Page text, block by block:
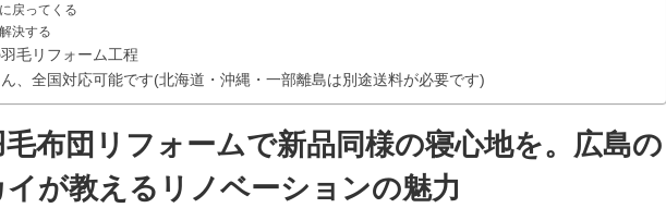
戻ってくる
決する
毛リフォーム工程
、全国対応可能です(北海道・沖縄・一部離島は別途送料が必要です)
布団リフォームで新品同様の寝心地を。広島の
が教えるリノベーションの魅力